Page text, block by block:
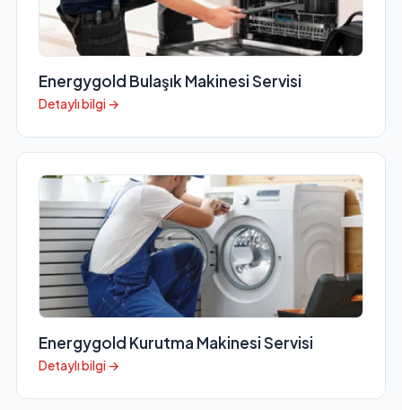
Energygold Bulaşık Makinesi Servisi
Detaylı bilgi →
Energygold Kurutma Makinesi Servisi
Detaylı bilgi →